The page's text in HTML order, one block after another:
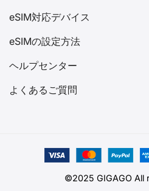
eSIM対応デバイス
eSIMの設定方法
ヘルプセンター
よくあるご質問
©2025 GIGAGO All